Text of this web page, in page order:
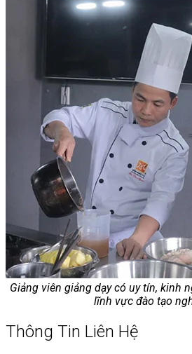
Giảng viên giảng dạy có uy tín, kinh
lĩnh vực đào tạo
Thông Tin Liên Hệ